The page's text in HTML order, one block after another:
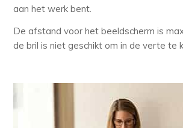
aan het werk bent.
De afstand voor het beeldscherm is
de bril is niet geschikt om in de verte te